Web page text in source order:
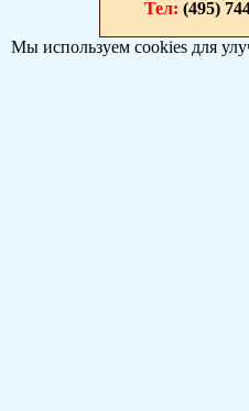
Тел: (495)
Мы используем cookies для